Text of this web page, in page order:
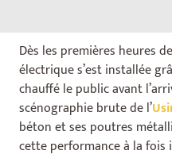
Dès les premières heures
électrique s’est installée
chauffé le public avant
scénographie brute de l’
béton et ses poutres
cette performance à la